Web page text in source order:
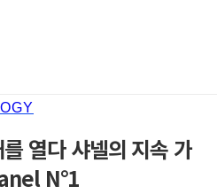
열다 샤넬의 지속 가
N°1